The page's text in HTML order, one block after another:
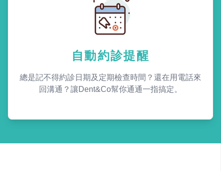
自動約診提醒
總是記不得約診日期及定期檢查時間？還在用電話來
回溝通？讓Dent&Co幫你通通一指搞定。